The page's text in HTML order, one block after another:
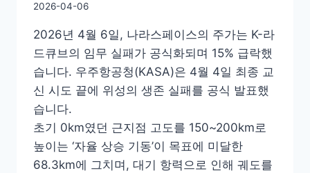
By
이
슈
2026-04-06
2026년 4월 6일, 나라스페이스의 주가는 K-라
드큐브의 임무 실패가 공식화되며 15% 급락했
습니다. 우주항공청(KASA)은 4월 4일 최종 교
신 시도 끝에 위성의 생존 실패를 공식 발표했
습니다.
초기 0km였던 근지점 고도를 150~200km로
높이는 ‘자율 상승 기동’이 목표에 미달한
68.3km에 그치며, 대기 항력으로 인해 궤도를